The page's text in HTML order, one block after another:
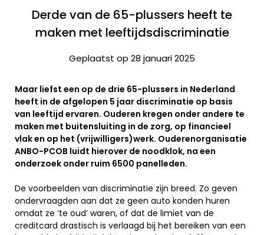
Derde van de 65-plussers heeft te
maken met leeftijdsdiscriminatie
Geplaatst op 28 januari 2025
Maar liefst een op de drie 65-plussers in Nederland
heeft in de afgelopen 5 jaar discriminatie op basis
van leeftijd ervaren. Ouderen kregen onder andere te
maken met buitensluiting in de zorg, op financieel
vlak en op het (vrijwilligers)werk. Ouderenorganisatie
ANBO-PCOB luidt hierover de noodklok, na een
onderzoek onder ruim 6500 panelleden.
De voorbeelden van discriminatie zijn breed. Zo geven
ondervraagden aan dat ze geen auto konden huren
omdat ze ‘te oud’ waren, of dat de limiet van de
creditcard drastisch is verlaagd bij het bereiken van een